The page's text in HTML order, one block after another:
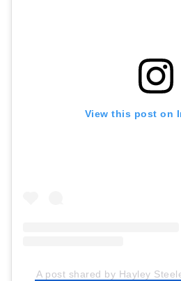
View this post on
A post shared by Hayley